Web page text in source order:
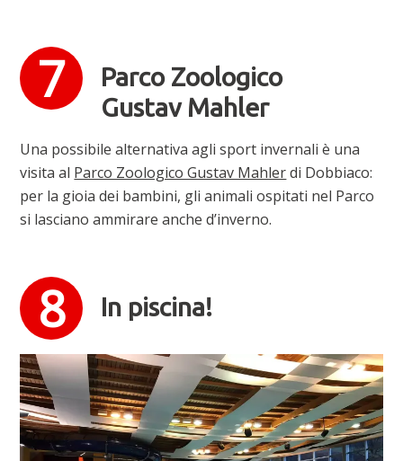
Parco Zoologico
Gustav Mahler
Una possibile alternativa agli sport invernali è una
visita al Parco Zoologico Gustav Mahlerdi Dobbiaco:
per la gioia dei bambini, gli animali ospitati nel Parco
si lasciano ammirare anche d’inverno.
In piscina!